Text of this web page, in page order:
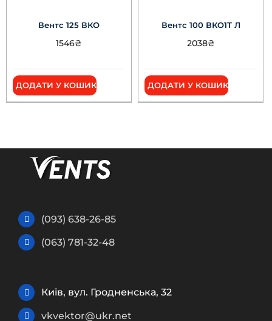
Вентс 125 ВКО
1546₴
ДОДАТИ У КОШИК
Вентс 100 ВКО1Т Л
2038₴
ДОДАТИ У КОШИК
(093) 638-26-85
(063) 781-32-48
Київ, вул. Гродненська, 32
vkvektor@ukr.net